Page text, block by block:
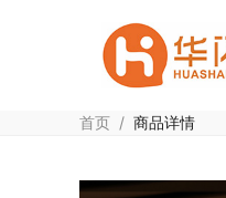
首页 / 商品详情